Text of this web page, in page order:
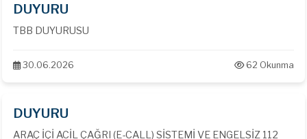
DUYURU
TBB DUYURUSU
30.06.2026 62 Okunma
DUYURU
ARAÇ İÇİ ACİL ÇAĞRI (E-CALL) SİSTEMİ VE ENGELSİZ 112